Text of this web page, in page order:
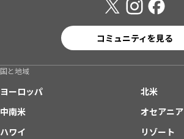
コミュニティを見る
国と地域
ヨーロッパ
北米
中南米
オセアニア
ハワイ
リゾート